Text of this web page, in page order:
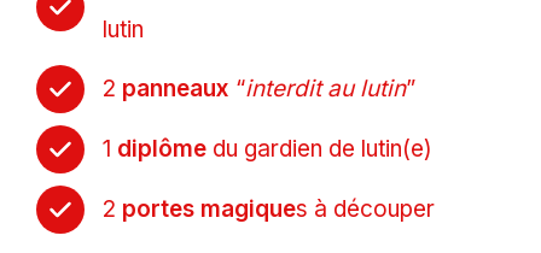
lutin
2 panneaux “interdit au lutin”
1 diplôme du gardien de lutin(e)
2 portes magiques à découper